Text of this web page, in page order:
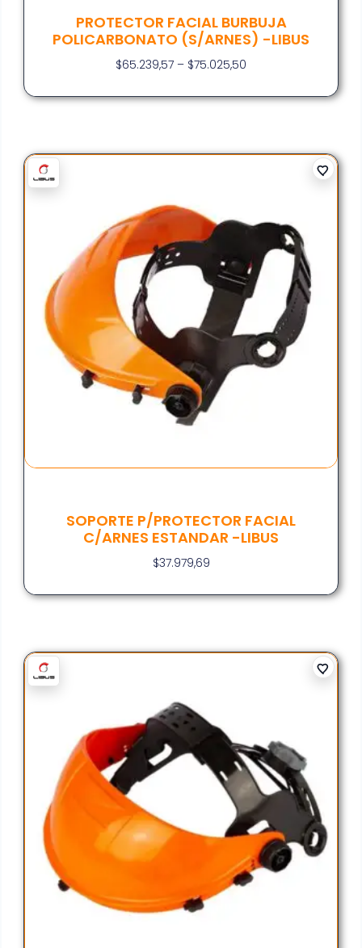
PROTECTOR FACIAL BURBUJA
POLICARBONATO (S/ARNES) -LIBUS
$65.239,57 – $75.025,50
SOPORTE P/PROTECTOR FACIAL
C/ARNES ESTANDAR -LIBUS
$37.979,69